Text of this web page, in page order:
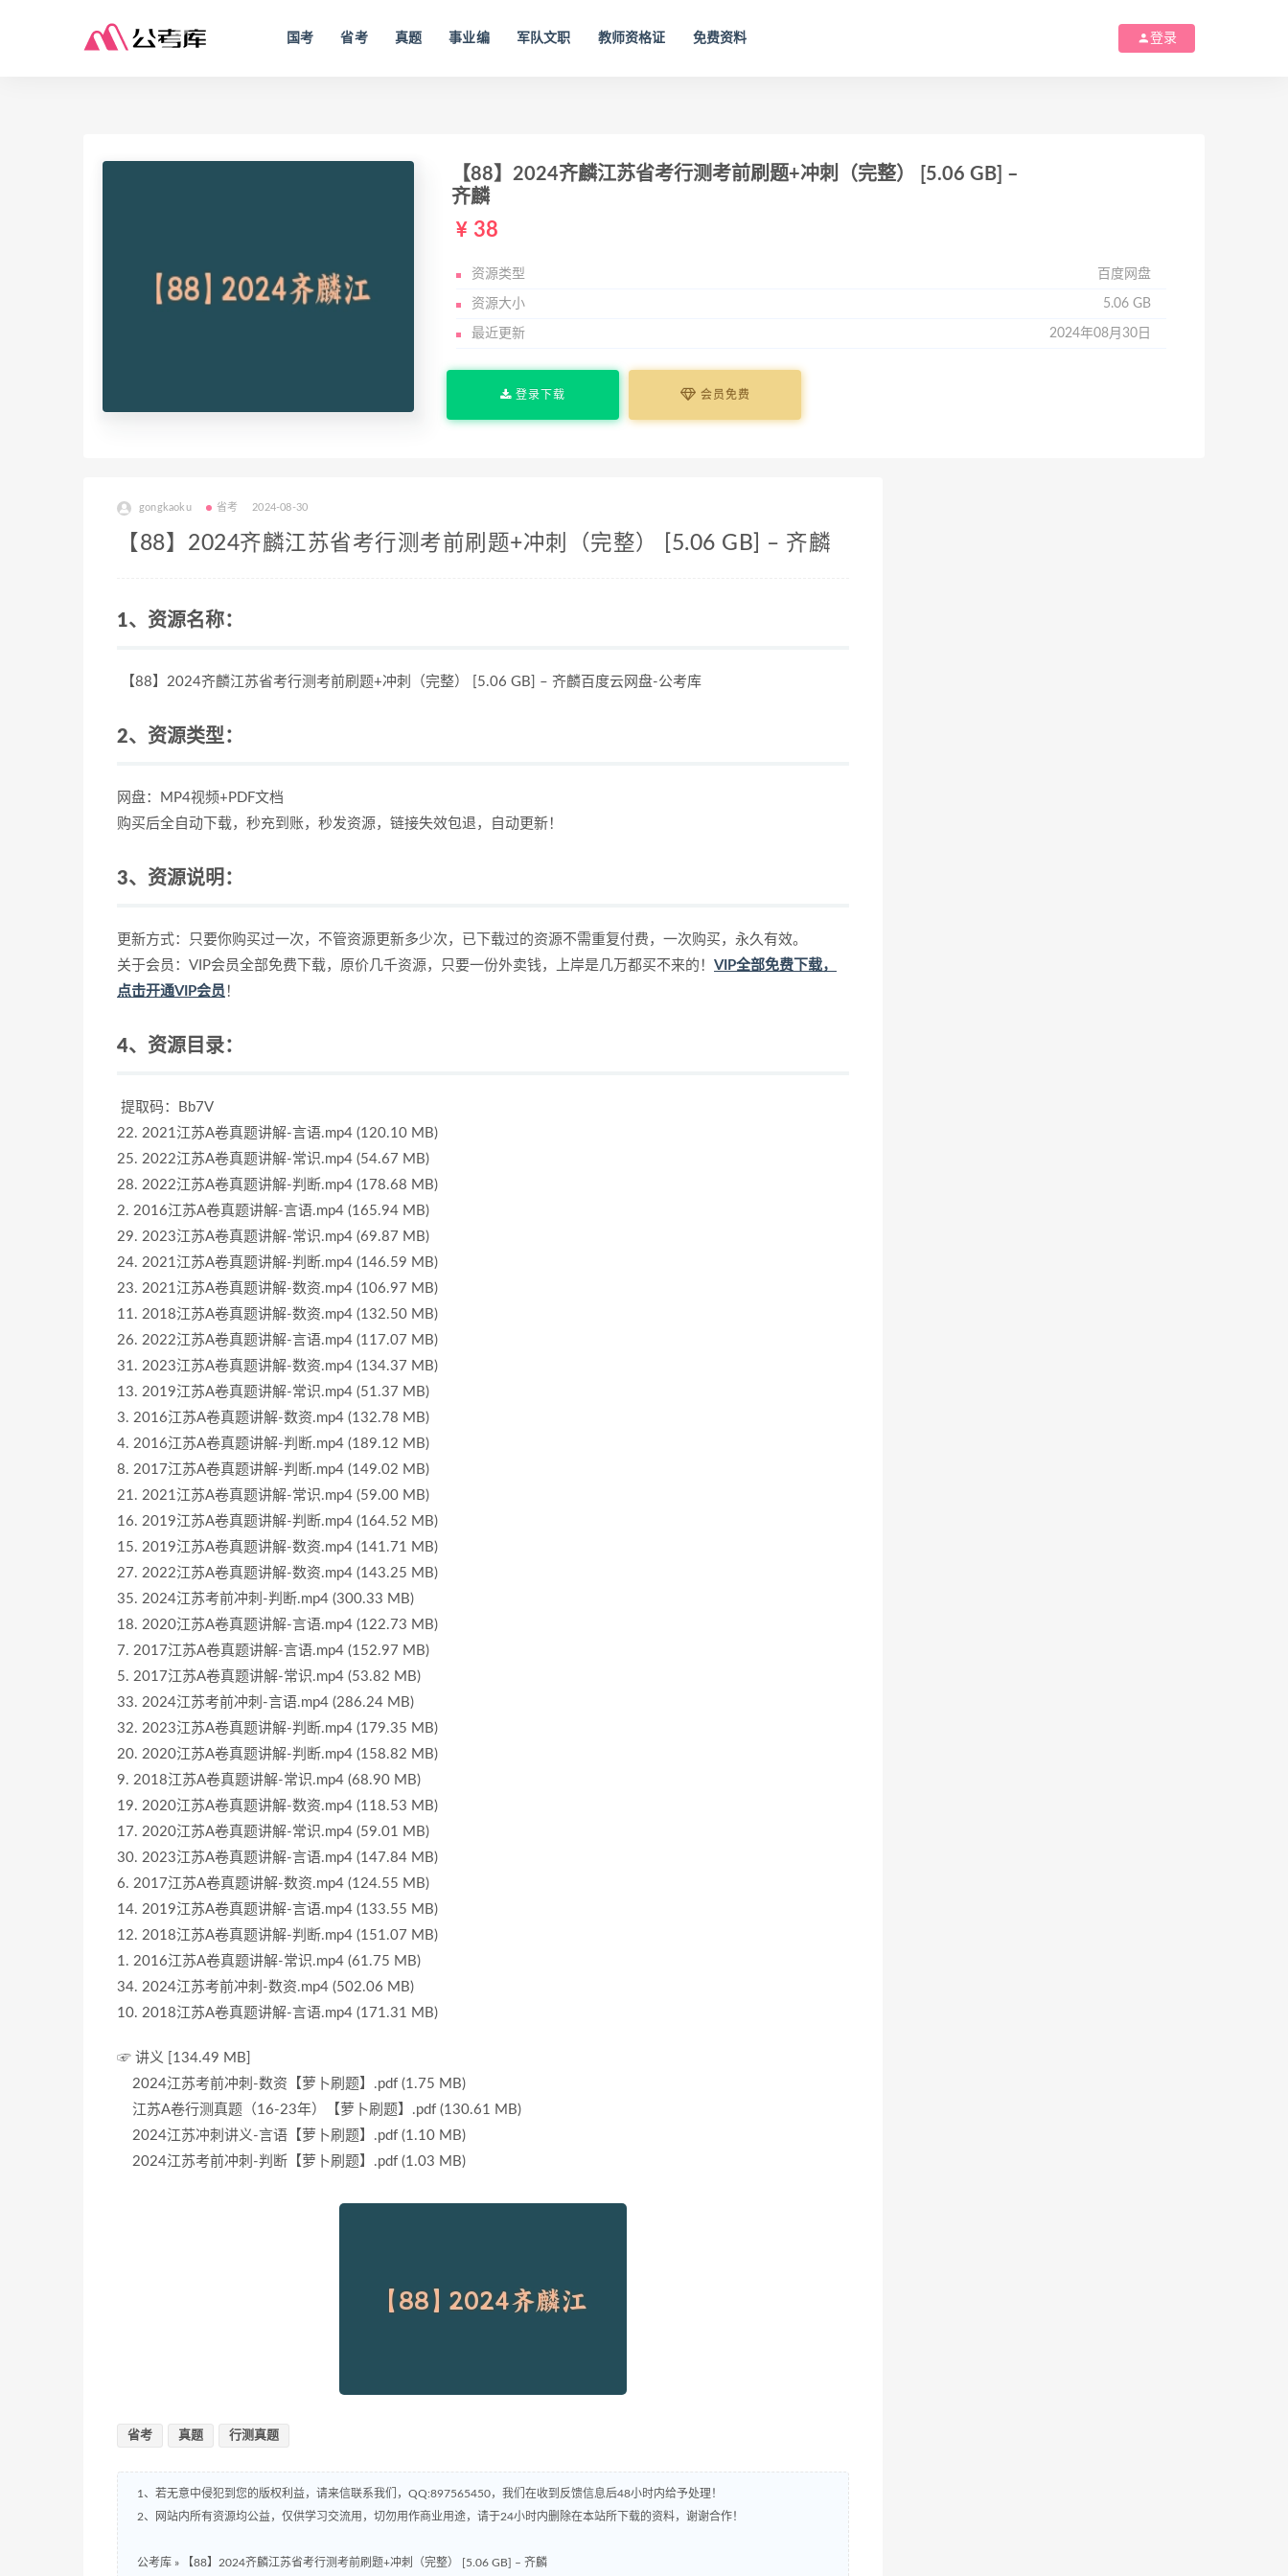
国考 省考 真题 事业编 军队文职 教师资格证 免费资料 登录
【88】2024齐麟江苏省考行测考前刷题+冲刺（完整） [5.06 GB] –
齐麟
38
资源类型 百度网盘
资源大小 5.06 GB
最近更新 2024年08月30日
登录下载 会员免费
gongkaoku 省考 2024-08-30
【88】2024齐麟江苏省考行测考前刷题+冲刺（完整） [5.06 GB] – 齐麟
1、资源名称：
【88】2024齐麟江苏省考行测考前刷题+冲刺（完整） [5.06 GB] – 齐麟百度云网盘-公考库
2、资源类型：
网盘：MP4视频+PDF文档
购买后全自动下载，秒充到账，秒发资源，链接失效包退，自动更新！
3、资源说明：
更新方式：只要你购买过一次，不管资源更新多少次，已下载过的资源不需重复付费，一次购买，永久有效。
关于会员：VIP会员全部免费下载，原价几千资源，只要一份外卖钱，上岸是几万都买不来的！ VIP全部免费下载，
点击开通VIP会员 ！
4、资源目录：
提取码：Bb7V
22. 2021江苏A卷真题讲解-言语.mp4 (120.10 MB)
25. 2022江苏A卷真题讲解-常识.mp4 (54.67 MB)
28. 2022江苏A卷真题讲解-判断.mp4 (178.68 MB)
2. 2016江苏A卷真题讲解-言语.mp4 (165.94 MB)
29. 2023江苏A卷真题讲解-常识.mp4 (69.87 MB)
24. 2021江苏A卷真题讲解-判断.mp4 (146.59 MB)
23. 2021江苏A卷真题讲解-数资.mp4 (106.97 MB)
11. 2018江苏A卷真题讲解-数资.mp4 (132.50 MB)
26. 2022江苏A卷真题讲解-言语.mp4 (117.07 MB)
31. 2023江苏A卷真题讲解-数资.mp4 (134.37 MB)
13. 2019江苏A卷真题讲解-常识.mp4 (51.37 MB)
3. 2016江苏A卷真题讲解-数资.mp4 (132.78 MB)
4. 2016江苏A卷真题讲解-判断.mp4 (189.12 MB)
8. 2017江苏A卷真题讲解-判断.mp4 (149.02 MB)
21. 2021江苏A卷真题讲解-常识.mp4 (59.00 MB)
16. 2019江苏A卷真题讲解-判断.mp4 (164.52 MB)
15. 2019江苏A卷真题讲解-数资.mp4 (141.71 MB)
27. 2022江苏A卷真题讲解-数资.mp4 (143.25 MB)
35. 2024江苏考前冲刺-判断.mp4 (300.33 MB)
18. 2020江苏A卷真题讲解-言语.mp4 (122.73 MB)
7. 2017江苏A卷真题讲解-言语.mp4 (152.97 MB)
5. 2017江苏A卷真题讲解-常识.mp4 (53.82 MB)
33. 2024江苏考前冲刺-言语.mp4 (286.24 MB)
32. 2023江苏A卷真题讲解-判断.mp4 (179.35 MB)
20. 2020江苏A卷真题讲解-判断.mp4 (158.82 MB)
9. 2018江苏A卷真题讲解-常识.mp4 (68.90 MB)
19. 2020江苏A卷真题讲解-数资.mp4 (118.53 MB)
17. 2020江苏A卷真题讲解-常识.mp4 (59.01 MB)
30. 2023江苏A卷真题讲解-言语.mp4 (147.84 MB)
6. 2017江苏A卷真题讲解-数资.mp4 (124.55 MB)
14. 2019江苏A卷真题讲解-言语.mp4 (133.55 MB)
12. 2018江苏A卷真题讲解-判断.mp4 (151.07 MB)
1. 2016江苏A卷真题讲解-常识.mp4 (61.75 MB)
34. 2024江苏考前冲刺-数资.mp4 (502.06 MB)
10. 2018江苏A卷真题讲解-言语.mp4 (171.31 MB)
☞ 讲义 [134.49 MB]
2024江苏考前冲刺-数资【萝卜刷题】.pdf (1.75 MB)
江苏A卷行测真题（16-23年）【萝卜刷题】.pdf (130.61 MB)
2024江苏冲刺讲义-言语【萝卜刷题】.pdf (1.10 MB)
2024江苏考前冲刺-判断【萝卜刷题】.pdf (1.03 MB)
省考 真题 行测真题
1、若无意中侵犯到您的版权利益，请来信联系我们，QQ:897565450，我们在收到反馈信息后48小时内给予处理！
2、网站内所有资源均公益，仅供学习交流用，切勿用作商业用途，请于24小时内删除在本站所下载的资料，谢谢合作！
公考库 » 【88】2024齐麟江苏省考行测考前刷题+冲刺（完整） [5.06 GB] – 齐麟